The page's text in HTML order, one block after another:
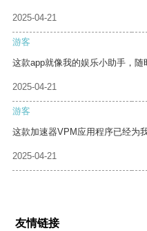
2025-04-21
游客
这款app就像我的娱乐小助手，随
2025-04-21
游客
这款加速器VPM应用程序已经为
2025-04-21
友情链接